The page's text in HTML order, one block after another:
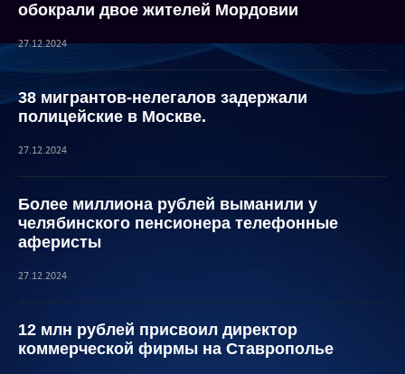
обокрали двое жителей Мордовии
27.12.2024
38 мигрантов-нелегалов задержали
полицейские в Москве.
27.12.2024
Более миллиона рублей выманили у
челябинского пенсионера телефонные
аферисты
27.12.2024
12 млн рублей присвоил директор
коммерческой фирмы на Ставрополье